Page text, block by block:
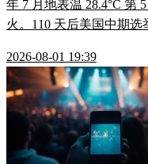
年 7 月地表温 28.4°C 第
火。110 天后美国中期选
2026-08-01 19:39